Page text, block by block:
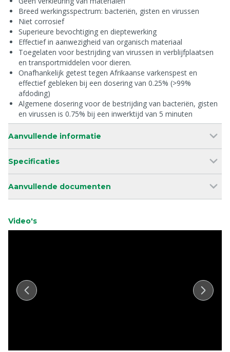
Breed werkingsspectrum: bacteriën, gisten en virussen
Niet corrosief
Superieure bevochtiging en dieptewerking
Effectief in aanwezigheid van organisch materiaal
Toegelaten voor bestrijding van virussen in verblijfplaatsen
en transportmiddelen voor dieren.
Onafhankelijk getest tegen Afrikaanse varkenspest en
effectief gebleken bij een dosering van 0.25% (>99%
afdoding)
Algemene dosering voor de bestrijding van bacteriën, gisten
en virussen is 0.75% bij een inwerktijd van 5 minuten
Aanvullende informatie
Specificaties
Aanvullende documenten
Video's